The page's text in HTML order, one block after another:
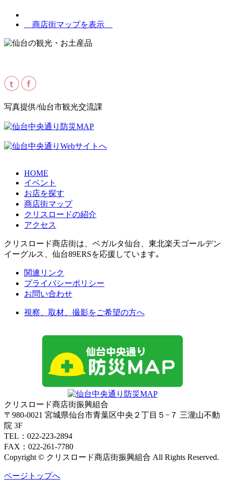
商店街マップを表示
写真提供/仙台市観光交流課
HOME
イベント
お店を探す
商店街マップ
クリスロードの紹介
アクセス
クリスロード商店街は、 ベガルタ仙台
東北楽天ゴールデン
イーグルス
仙台89ERSを応援しています｡
関連リンク
プライバシーポリシー
お問い合わせ
視察、取材、撮影をご希望の方へ
クリスロード商店街振興組合
〒980-0021 宮城県仙台市青葉区中央２丁目５−７ 三瀧山不動
院 3F
TEL：022-223-2894
FAX：022-261-7780
Copyright © クリスロード商店街振興組合 All Rights Reserved.
ページトップへ